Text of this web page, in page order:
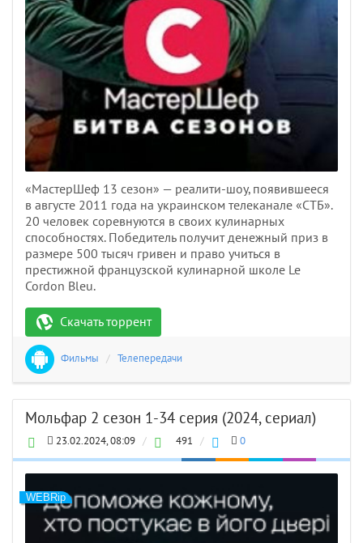
«МастерШеф 13 сезон» — реалити-шоу, появившееся
в августе 2011 года на украинском телеканале «СТБ».
20 человек соревнуются в своих кулинарных
способностях. Победитель получит денежный приз в
размере 500 тысяч гривен и право учиться в
престижной французской кулинарной школе Le
Cordon Bleu.
Скачать торрент
Фильмы / Телепередачи
Мольфар 2 сезон 1-34 серия (2024, сериал)
23.02.2024, 08:09 / 491 / 0
WEBRip